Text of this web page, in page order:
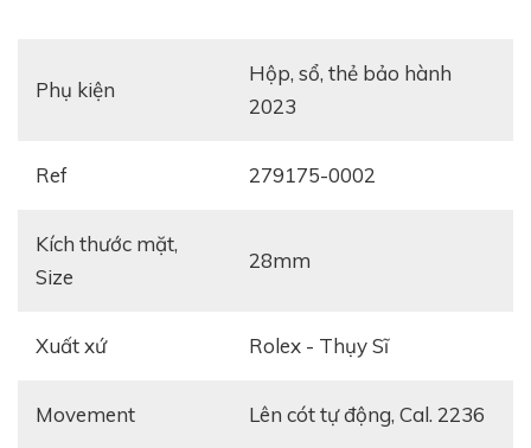
Ở vị trí 3h là núm chỉnh giờ hình tròn thiết kế khía
hồ mà còn giúp các quý cô cầm nắm dễ dàng hơn khi
chỉ giờ. Trên đầu núm là biểu tượng hình vương miện,
Phụ kiện
Hộp, sổ, thẻ bảo hành
2023
Ref 279175-0002
Kích thước mặt,
Size
28mm
Xuất xứ Rolex - Thụy Sĩ
Movement Lên cót tự động, Cal. 2236